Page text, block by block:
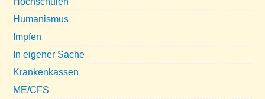
Humanismus
Impfen
In eigener Sache
Krankenkassen
ME/CFS